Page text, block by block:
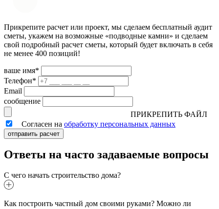
Прикрепите расчет или проект, мы сделаем бесплатный аудит
сметы, укажем на возможные «подводные камни» и сделаем
свой подробный расчет сметы, который будет включать в себя
не менее 400 позиций!
ваше имя*
Телефон*
Email
сообщение
ПРИКРЕПИТЬ ФАЙЛ
Согласен на обработку персональных данных
отправить расчет
Ответы на часто задаваемые вопросы
С чего начать строительство дома?
Как построить частный дом своими руками? Можно ли